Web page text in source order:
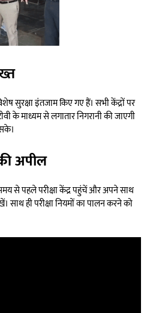
सुरक्षा इंतजाम किए गए हैं। सभी केंद्रों पर
के माध्यम से लगातार निगरानी की जाएगी
अपील
से पहले परीक्षा केंद्र पहुंचें और अपने साथ
साथ ही परीक्षा नियमों का पालन करने को